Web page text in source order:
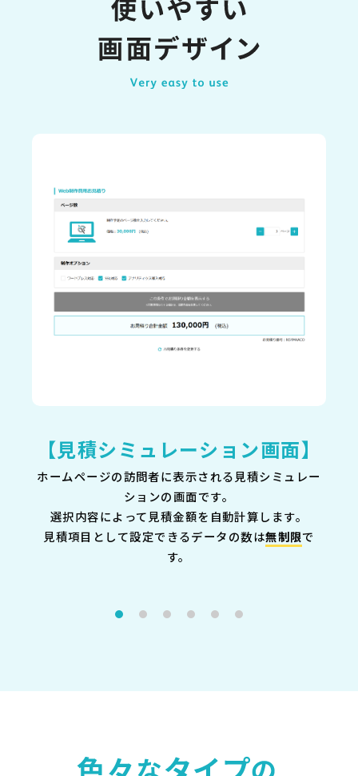
【見積シミュレーション画面】
ホームページの訪問者に表示される見積シミュレー
ションの画面です。
選択内容によって見積金額を自動計算します。
見積項目として設定できるデータの数は無制限で
す。